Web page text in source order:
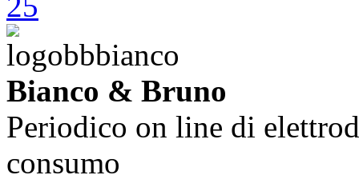
Bianco & Bruno
Periodico on line di
consumo